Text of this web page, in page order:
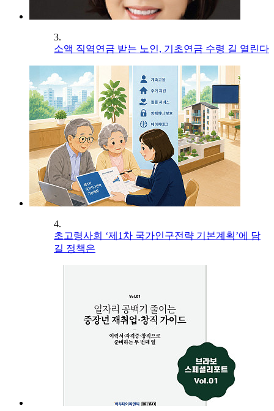
3.
소액 직역연금 받는 노인, 기초연금 수령 길 열린다
4.
초고령사회 ‘제1차 국가인구전략 기본계획’에 담
길 정책은